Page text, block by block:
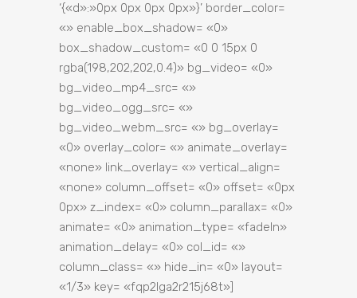
‘{«d»:»0px 0px 0px 0px»}’ border_color=
«» enable_box_shadow= «0»
box_shadow_custom= «0 0 15px 0
rgba(198,202,202,0.4)» bg_video= «0»
bg_video_mp4_src= «»
bg_video_ogg_src= «»
bg_video_webm_src= «» bg_overlay=
«0» overlay_color= «» animate_overlay=
«none» link_overlay= «» vertical_align=
«none» column_offset= «0» offset= «0px
0px» z_index= «0» column_parallax= «0»
animate= «0» animation_type= «fadeIn»
animation_delay= «0» col_id= «»
column_class= «» hide_in= «0» layout=
«1/3» key= «fqp2lga2r215j68t»]